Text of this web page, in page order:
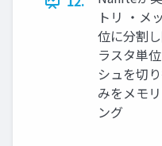
トリ ・メ
位に分割
ラスタ単
シュを切
みをメモ
ング